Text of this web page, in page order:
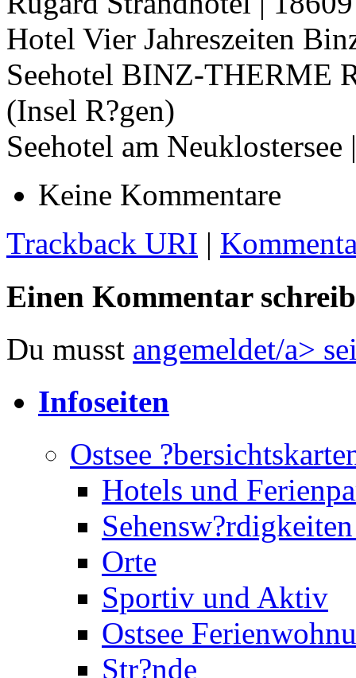
Hotel Vier Jahreszeiten
Seehotel BINZ-THERME
(Insel R?gen)
Seehotel am
Keine Kommentare
Trackback URI |
Einen Kommentar
Du musst angemeldet/a>
Infoseiten
Ostsee
Hotels und
Orte
Sportiv und Aktiv
Ostsee
Str?nde